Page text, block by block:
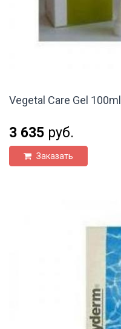
Vegetal Care Gel 100ml
3 635 руб.
Заказать